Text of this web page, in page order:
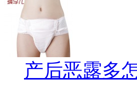
产后恶露多